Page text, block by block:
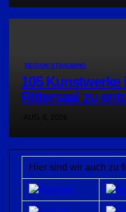
REGION STRAUBING
105
Rittersaal zu
Hier sind wir auch zu